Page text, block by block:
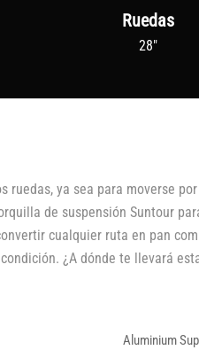
Ruedas
28"
ruedas, ya sea para moverse
de suspensión Suntour
cualquier ruta en pan
¿A dónde te llevará
Aluminium